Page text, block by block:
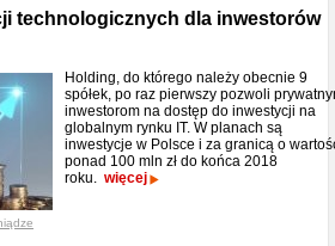
technologicznych dla inwestorów
Holding, do którego należy obecnie 9
spółek, po raz pierwszy pozwoli
inwestorom na dostęp do inwestycji na
globalnym rynku IT. W planach są
inwestycje w Polsce i za granicą o
ponad 100 mln zł do końca 2018
roku. więcej